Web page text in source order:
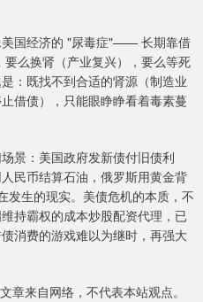
美国经济的 "尿毒症"—— 长期靠借
么换肾（产业复兴），要么等死
：既找不到合适的肾源（制造业
借债），只能眼睁睁看着毒素蔓
景：美国政府发新债付旧债利
民币结算石油，俄罗斯用黄金背
生的现实。美债危机的本质，不
持霸权的成本炒股配资代理，已
消费的游戏难以为继时，再强大
章来自网络，不代表本站观点。